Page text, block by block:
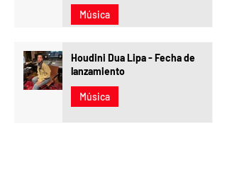
Música
Houdini Dua Lipa - Fecha de
lanzamiento
Música